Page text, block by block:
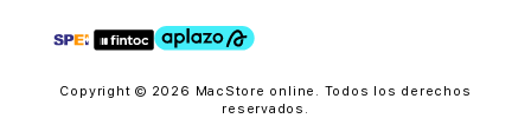
Copyright © 2026 MacStore online. Todos los derechos
reservados.